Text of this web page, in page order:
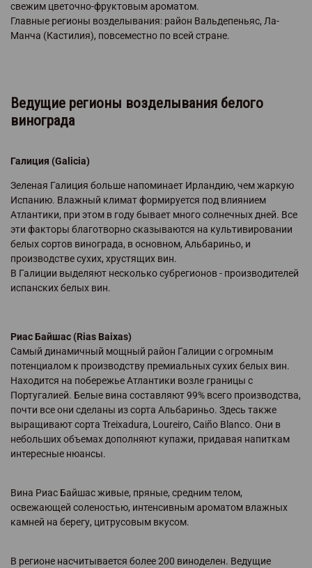
свежим цветочно-фруктовым ароматом.
Главные регионы возделывания: район Вальдепеньяс, Ла-
Манча (Кастилия), повсеместно по всей стране.
Ведущие регионы возделывания белого
винограда
Галиция (Galicia)
Зеленая Галиция больше напоминает Ирландию, чем жаркую
Испанию. Влажный климат формируется под влиянием
Атлантики, при этом в году бывает много солнечных дней. Все
эти факторы благотворно сказываются на культивировании
белых сортов винограда, в основном, Альбариньо, и
производстве сухих, хрустящих вин.
В Галиции выделяют несколько субрегионов - производителей
испанских белых вин.
Риас Байшас (Rias Baixas)
Самый динамичный мощный район Галиции с огромным
потенциалом к производству премиальных сухих белых вин.
Находится на побережье Атлантики возле границы с
Португалией. Белые вина составляют 99% всего производства,
почти все они сделаны из сорта Альбариньо. Здесь также
выращивают сорта Treixadura, Loureiro, Caiño Blanco. Они в
небольших объемах дополняют купажи, придавая напиткам
интересные нюансы.
Вина Риас Байшас живые, пряные, средним телом,
освежающей соленостью, интенсивным ароматом влажных
камней на берегу, цитрусовым вкусом.
В регионе насчитывается более 200 виноделен. Ведущие